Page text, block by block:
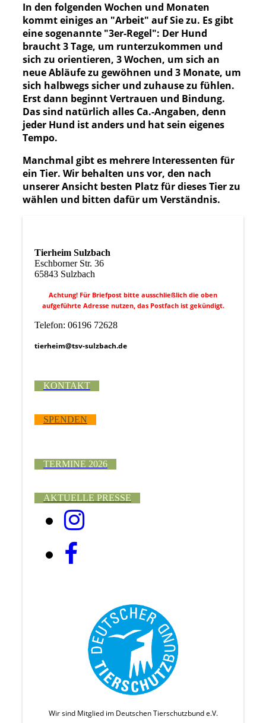
In den folgenden Wochen und Monaten
kommt einiges an "Arbeit" auf Sie zu. Es gibt
eine sogenannte "3er-Regel": Der Hund
braucht 3 Tage, um runterzukommen und
sich zu orientieren, 3 Wochen, um sich an
neue Abläufe zu gewöhnen und 3 Monate, um
sich halbwegs sicher und zuhause zu fühlen.
Erst dann beginnt Vertrauen und Bindung.
Das sind natürlich alles Ca.-Angaben, denn
jeder Hund ist anders und hat sein eigenes
Tempo.
Manchmal gibt es mehrere Interessenten für
ein Tier. Wir behalten uns vor, den nach
unserer Ansicht besten Platz für dieses Tier zu
wählen und bitten dafür um Verständnis.
Tierheim Sulzbach
Eschborner Str. 36
65843 Sulzbach
Achtung! Für Briefpost bitte ausschließlich die oben
aufgeführte Adresse nutzen, das Postfach ist gekündigt.
Telefon: 06196 72628
tierheim@tsv-sulzbach.de
KONTAKT
SPENDEN
TERMINE 2026
AKTUELLE PRESSE
Wir sind Mitglied im Deutschen Tierschutzbund e.V.